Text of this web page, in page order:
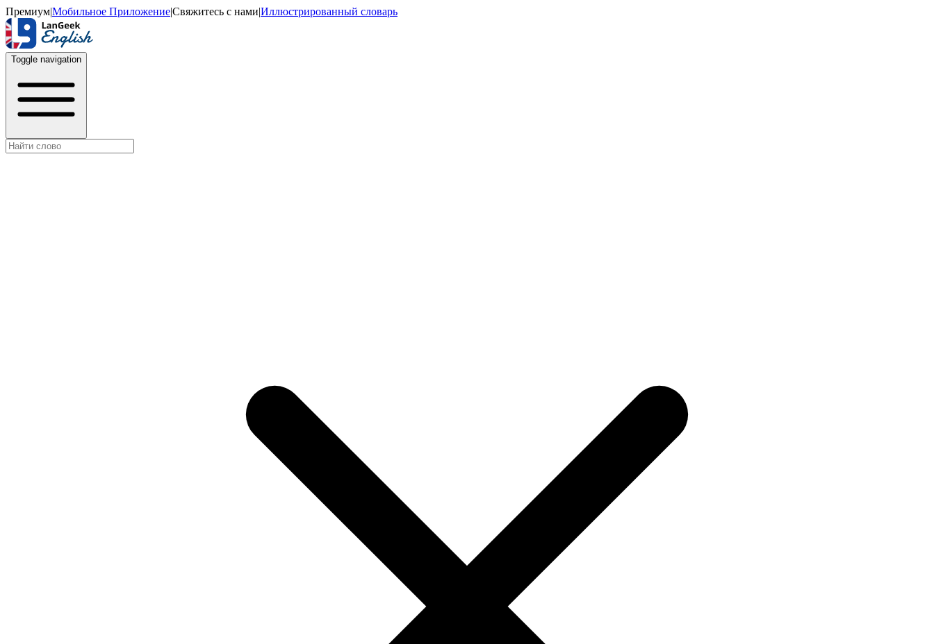
Премиум|Мобильное Приложение|Свяжитесь с нами|Иллюстрированный словарь
Toggle navigation